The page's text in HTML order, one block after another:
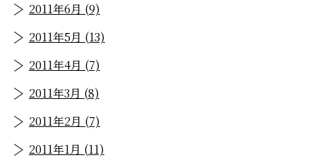
2011年6月 (9)
2011年5月 (13)
2011年4月 (7)
2011年3月 (8)
2011年2月 (7)
2011年1月 (11)